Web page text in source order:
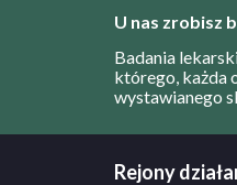
U nas zrobisz
Badania
którego, każda
wystawianego
Rejony